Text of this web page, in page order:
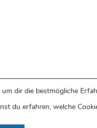
dir die bestmögliche
du erfahren, welche